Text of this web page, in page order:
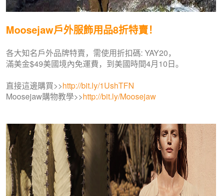
Moosejaw戶外服飾用品8折特賣！
各大知名戶外品牌特賣，需使用折扣碼: YAY20，
滿美金$49美國境內免運費，到美國時間4月10日。
直接這邊購買>>http://bit.ly/1UshTFN
Moosejaw購物教學>>http://bit.ly/Moosejaw